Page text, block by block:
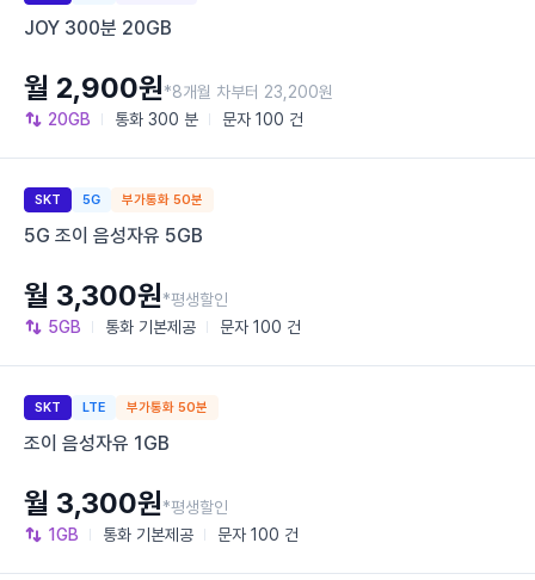
JOY 300분 20GB
20GB 통화 300 분 문자 100 건
월 2,900원*8개월 차부터 23,200원
SKT 5G 부가통화 50분
5G 조이 음성자유 5GB
5GB 통화 기본제공 문자 100 건
월 3,300원*평생할인
SKT LTE 부가통화 50분
조이 음성자유 1GB
1GB 통화 기본제공 문자 100 건
월 3,300원*평생할인